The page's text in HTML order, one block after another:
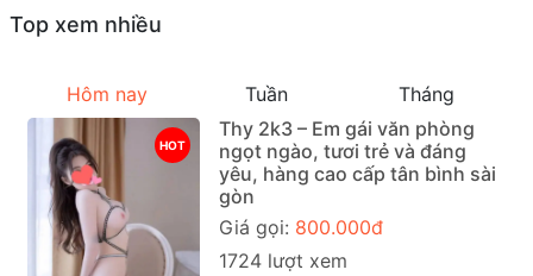
Top xem nhiều
Hôm nay Tuần Tháng
HOT
Thy 2k3 – Em gái văn phòng
ngọt ngào, tươi trẻ và đáng
yêu, hàng cao cấp tân bình sài
gòn
Giá gọi: 800.000đ
1724 lượt xem